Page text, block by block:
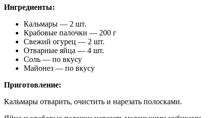
Ингредиенты:
Кальмары — 2 шт.
Крабовые палочки — 200 г
Свежий огурец — 2 шт.
Отварные яйца — 4 шт.
Соль — по вкусу
Майонез — по вкусу
Приготовление:
Кальмары отварить, очистить и нарезать полосками.